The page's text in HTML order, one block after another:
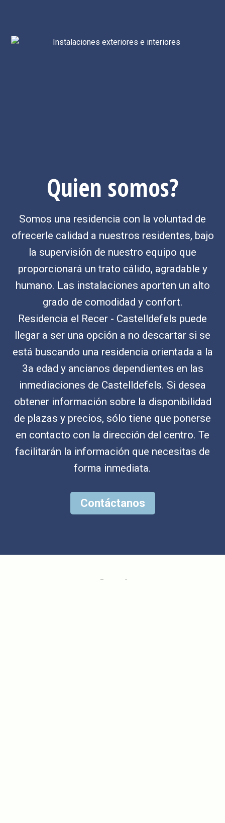
Quien somos?
Somos una residencia con la voluntad de
ofrecerle calidad a nuestros residentes, bajo
la supervisión de nuestro equipo que
proporcionará un trato cálido, agradable y
humano. Las instalaciones aporten un alto
grado de comodidad y confort.
Residencia el Recer - Castelldefels puede
llegar a ser una opción a no descartar si se
está buscando una residencia orientada a la
3a edad y ancianos dependientes en las
inmediaciones de Castelldefels. Si desea
obtener información sobre la disponibilidad
de plazas y precios, sólo tiene que ponerse
en contacto con la dirección del centro. Te
facilitarán la información que necesitas de
forma inmediata.
Contáctanos
Instalaciones